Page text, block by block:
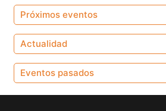
Próximos eventos
Actualidad
Eventos pasados